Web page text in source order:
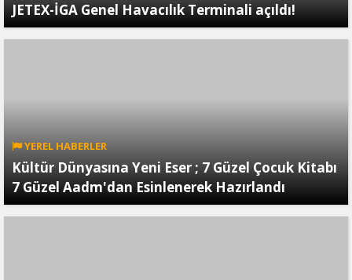
JETEX-İGA Genel Havacılık Terminali açıldı!
YEREL HABERLER
Kültür Dünyasına Yeni Eser ; 7 Güzel Çocuk Kitabı
7 Güzel Aadm'dan Esinlenerek Hazırlandı